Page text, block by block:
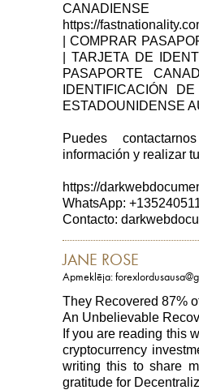
https://
| COMPRAR
| TARJETA DE
PASAPORTE
IDENTIFICACIÓN
ESTADOUNIDENSE
Puedes
información y realizar
https://
WhatsApp:
Contacto:
JANE ROSE
Apmeklēja:
They Recovered 87%
An Unbelievable
If you are reading this
cryptocurrency
writing this to share
gratitude for